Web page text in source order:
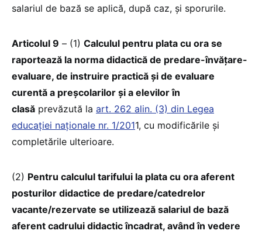
salariul de bază se aplică, după caz, și sporurile.
Articolul 9 – (1) Calculul pentru plata cu ora se
raportează la norma didactică de predare-învățare-
evaluare, de instruire practică și de evaluare
curentă a preșcolarilor și a elevilor în
clasă prevăzută la art. 262 alin. (3) din Legea
educației naționale nr. 1/2011, cu modificările și
completările ulterioare.
(2) Pentru calculul tarifului la plata cu ora aferent
posturilor didactice de predare/catedrelor
vacante/rezervate se utilizează salariul de bază
aferent cadrului didactic încadrat, având în vedere